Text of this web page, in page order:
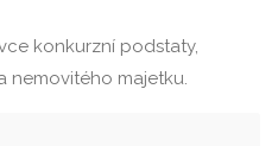
konkurzní podstaty,
nemovitého majetku.